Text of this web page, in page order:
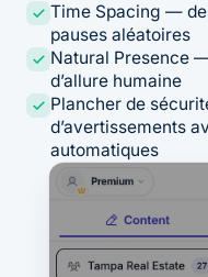
Time Spacing —
pauses aléatoires
Natural Presence
d’allure humaine
Plancher de
d’avertissements
automatiques